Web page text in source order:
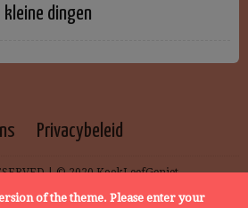
kleine dingen
Privacybeleid
| © 2020 KookLeefGeniet
of the theme. Please enter your